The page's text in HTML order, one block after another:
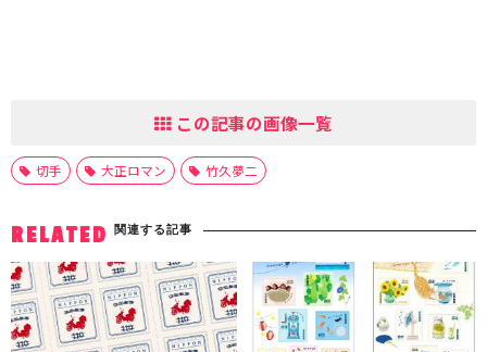
この記事の画像一覧
切手 大正ロマン 竹久夢二
RELATED 関連する記事